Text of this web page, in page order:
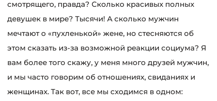
смотрящего, правда? Сколько красивых полных
девушек в мире? Тысячи! А сколько мужчин
мечтают о «пухленькой» жене, но стесняются об
этом сказать из-за возможной реакции социума? Я
вам более того скажу, у меня много друзей мужчин,
и мы часто говорим об отношениях, свиданиях и
женщинах. Так вот, все мы сходимся в одном: